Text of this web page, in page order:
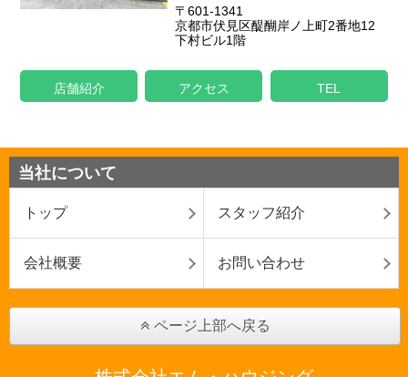
〒601-1341
京都市伏見区醍醐岸ノ上町2番地12
下村ビル1階
店舗紹介 アクセス TEL
当社について
トップ スタッフ紹介
会社概要 お問い合わせ
ページ上部へ戻る